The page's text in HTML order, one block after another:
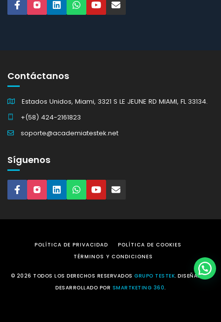
Contáctanos
Estados Unidos, Miami, 3321 S LE JEUNE RD MIAMI, FL 33134.
+(58) 424-2161823
soporte@academiatestek.net
Síguenos
POLÍTICA DE PRIVACIDAD
POLÍTICA DE COOKIES
TÉRMINOS Y CONDICIONES
© 2026 TODOS LOS DERECHOS RESERVADOSGRUPO TESTEK. DISEÑADO Y
DESARROLLADO POR SMARTKETING 360.